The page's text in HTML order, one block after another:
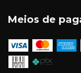
Meios de